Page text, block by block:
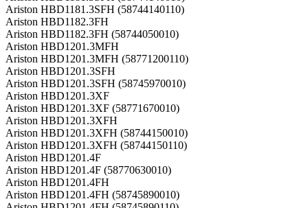
Ariston HBD1181.3SFH (58744140110)
Ariston HBD1182.3FH
Ariston HBD1182.3FH (58744050010)
Ariston HBD1201.3MFH
Ariston HBD1201.3MFH (58771200110)
Ariston HBD1201.3SFH
Ariston HBD1201.3SFH (58745970010)
Ariston HBD1201.3XF
Ariston HBD1201.3XF (58771670010)
Ariston HBD1201.3XFH
Ariston HBD1201.3XFH (58744150010)
Ariston HBD1201.3XFH (58744150110)
Ariston HBD1201.4F
Ariston HBD1201.4F (58770630010)
Ariston HBD1201.4FH
Ariston HBD1201.4FH (58745890010)